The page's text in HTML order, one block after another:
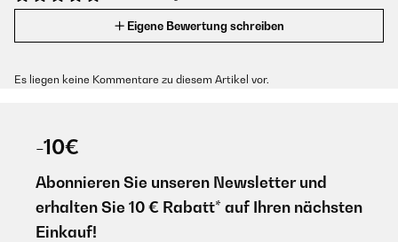
Eigene Bewertung schreiben
Es liegen keine Kommentare zu diesem Artikel vor.
-10€
Abonnieren Sie unseren Newsletter und
erhalten Sie 10 € Rabatt* auf Ihren nächsten
Einkauf!